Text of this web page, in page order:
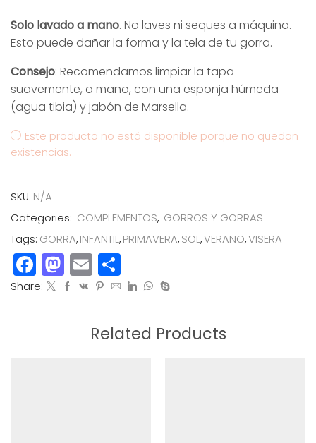
Solo lavado a mano. No laves ni seques a máquina.
Esto puede dañar la forma y la tela de tu gorra.
Consejo: Recomendamos limpiar la tapa
suavemente, a mano, con una esponja húmeda
(agua tibia) y jabón de Marsella.
Este producto no está disponible porque no quedan
existencias.
SKU: N/A
Categories: COMPLEMENTOS, GORROS Y GORRAS
Tags: GORRA,INFANTIL,PRIMAVERA,SOL,VERANO,VISERA
Facebook
Mastodon
Email
Share:
Related Products